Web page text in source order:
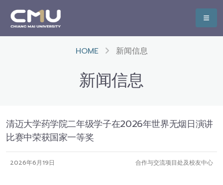
HOME 新闻信息
新闻信息
清迈大学药学院二年级学子在2026年世界无烟日演讲
比赛中荣获国家一等奖
2026年6月19日 合作与交流项目处及校友中心